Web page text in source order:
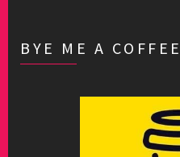
BYE ME A COFFEE